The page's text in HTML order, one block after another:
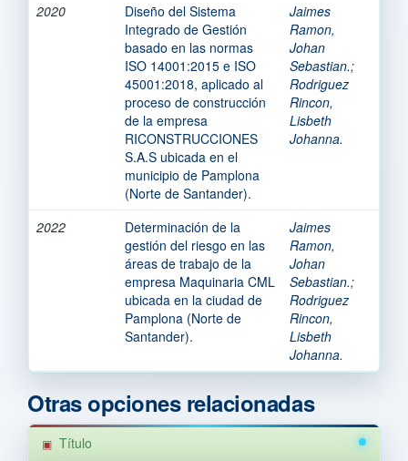
2020
Diseño del Sistema
Integrado de Gestión
basado en las normas
ISO 14001:2015 e ISO
45001:2018, aplicado al
proceso de construcción
de la empresa
RICONSTRUCCIONES
S.A.S ubicada en el
municipio de Pamplona
(Norte de Santander).
Jaimes
Ramon,
Johan
Sebastian.;
Rodriguez
Rincon,
Lisbeth
Johanna.
2022
Determinación de la
gestión del riesgo en las
áreas de trabajo de la
empresa Maquinaria CML
ubicada en la ciudad de
Pamplona (Norte de
Santander).
Jaimes
Ramon,
Johan
Sebastian.;
Rodriguez
Rincon,
Lisbeth
Johanna.
Otras opciones relacionadas
Título